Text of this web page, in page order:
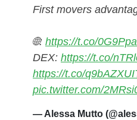
First movers
🌐: https://t.co/
DEX: https://t.co/
https://t.co/
pic.twitter.com/
— Alessa Mutto